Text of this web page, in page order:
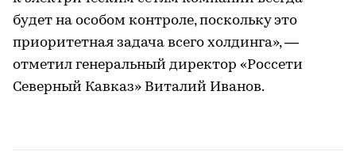
будет на особом контроле, поскольку это
приоритетная задача всего холдинга», —
отметил генеральный директор «Россети
Северный Кавказ» Виталий Иванов.